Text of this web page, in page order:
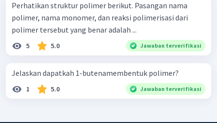
Perhatikan struktur polimer berikut. Pasangan nama
polimer, nama monomer, dan reaksi polimerisasi dari
polimer tersebut yang benar adalah ...
5 5.0 Jawaban terverifikasi
Jelaskan dapatkah 1-butenamembentuk polimer?
1 5.0 Jawaban terverifikasi